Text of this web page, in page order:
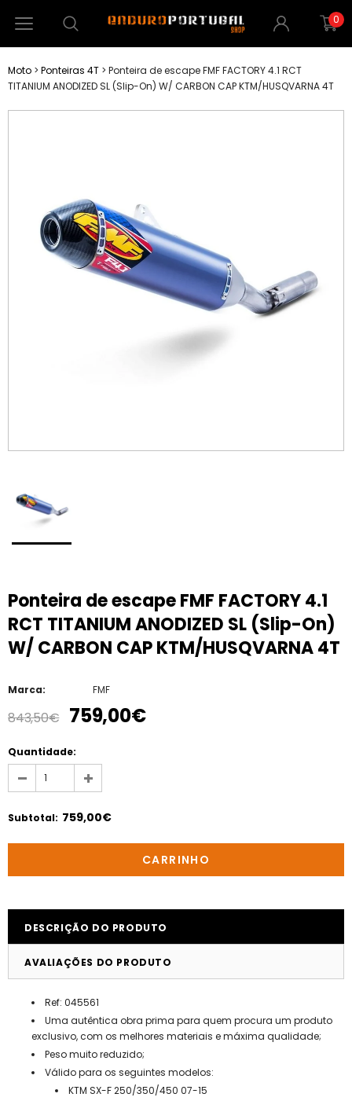
0
Moto > Ponteiras 4T > Ponteira de escape FMF FACTORY 4.1 RCT
TITANIUM ANODIZED SL (Slip-On) W/ CARBON CAP KTM/HUSQVARNA 4T
Ponteira de escape FMF FACTORY 4.1
RCT TITANIUM ANODIZED SL (Slip-On)
W/ CARBON CAP KTM/HUSQVARNA 4T
Marca: FMF
843,50€ 759,00€
Quantidade:
Subtotal: 759,00€
DESCRIÇÃO DO PRODUTO
AVALIAÇÕES DO PRODUTO
Ref: 045561
Uma autêntica obra prima para quem procura um produto
exclusivo, com os melhores materiais e máxima qualidade;
Peso muito reduzido;
Válido para os seguintes modelos:
KTM SX-F 250/350/450 07-15